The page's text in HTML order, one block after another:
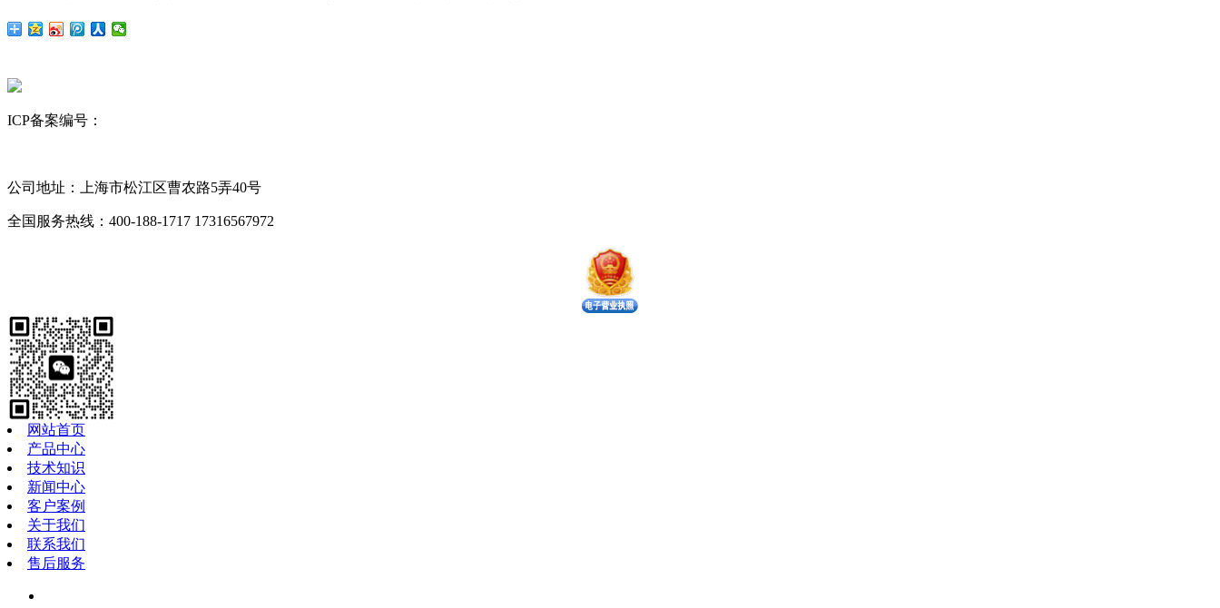
ICP备案编号：
公司地址：上海市松江区曹农路5弄40号
全国服务热线：400-188-1717 17316567972
网站首页
产品中心
技术知识
新闻中心
客户案例
关于我们
联系我们
售后服务